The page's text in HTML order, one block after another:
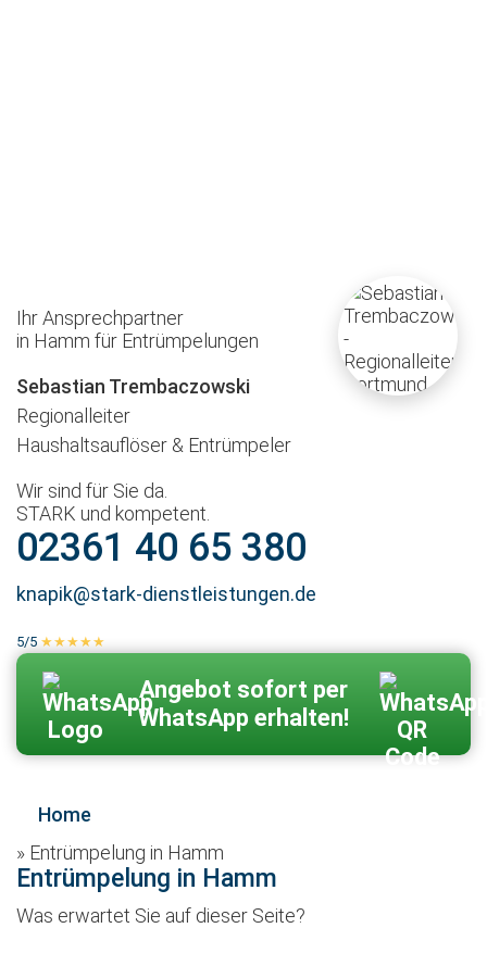
Ihr Ansprechpartner
in Hamm für Entrümpelungen
Sebastian Trembaczowski
Regionalleiter
Haushaltsauflöser & Entrümpeler
Wir sind für Sie da.
STARK und kompetent.
02361 40 65 380
knapik@stark-dienstleistungen.de
5/5 ★★★★★
100 % echte Kundenbewertungen
Zum KontaktformularAngebot sofort per
WhatsApp erhalten!
Home
» Entrümpelung in Hamm
Entrümpelung in Hamm
Was erwartet Sie auf dieser Seite?